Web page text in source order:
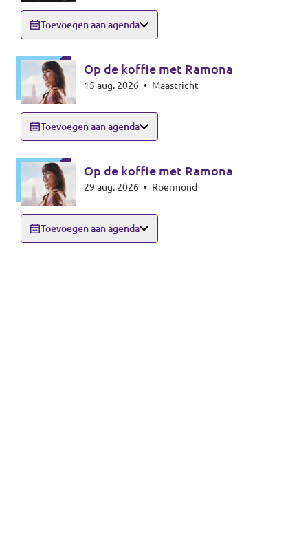
Toevoegen aan agenda
Op de koffie met Ramona
15 aug. 2026 • Maastricht
Toevoegen aan agenda
Op de koffie met Ramona
29 aug. 2026 • Roermond
Toevoegen aan agenda